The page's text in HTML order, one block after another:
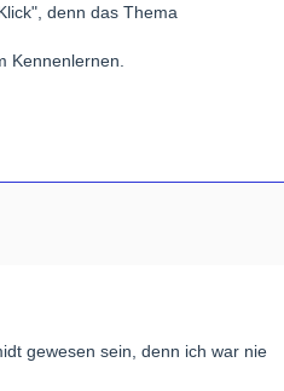
denn das Thema
Kennenlernen.
gewesen sein, denn ich war nie